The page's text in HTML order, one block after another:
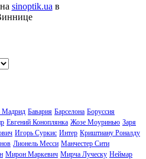
sinoptik.ua в
Мадрид Бавария Барселона Боруссия
Евгений Коноплянка Жозе Моуринью Заря
Игорь Суркис Интер Криштиану Роналду
Лионель Месси Манчестер Сити
Мирон Маркевич Мирча Луческу Неймар